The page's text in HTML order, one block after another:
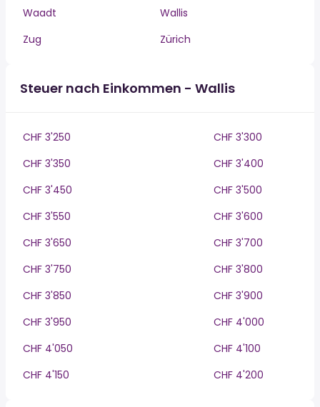
Waadt
Wallis
Zug
Zürich
Steuer nach Einkommen - Wallis
CHF 3'250
CHF 3'300
CHF 3'350
CHF 3'400
CHF 3'450
CHF 3'500
CHF 3'550
CHF 3'600
CHF 3'650
CHF 3'700
CHF 3'750
CHF 3'800
CHF 3'850
CHF 3'900
CHF 3'950
CHF 4'000
CHF 4'050
CHF 4'100
CHF 4'150
CHF 4'200